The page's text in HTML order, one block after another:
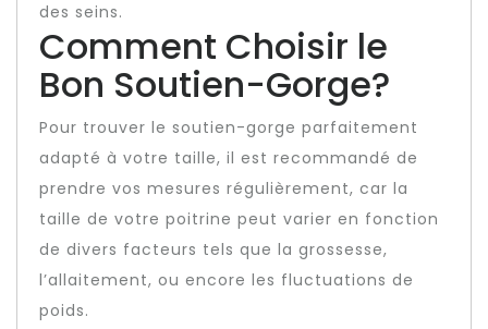
des seins.
Comment Choisir le
Bon Soutien-Gorge?
Pour trouver le soutien-gorge parfaitement
adapté à votre taille, il est recommandé de
prendre vos mesures régulièrement, car la
taille de votre poitrine peut varier en fonction
de divers facteurs tels que la grossesse,
l’allaitement, ou encore les fluctuations de
poids.